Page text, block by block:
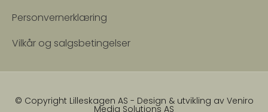
Personvernerklæring
Vilkår og salgsbetingelser
© Copyright Lilleskagen AS - Design & utvikling av Veniro
Media Solutions AS